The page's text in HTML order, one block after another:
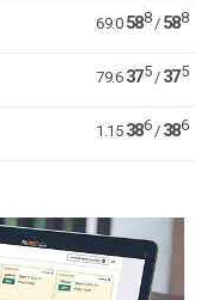
69.0 588/ 588
79.6 375/ 375
1.15 386/ 386